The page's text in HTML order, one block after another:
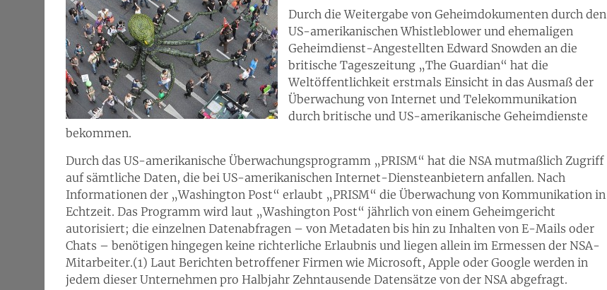
Durch die Weitergabe von Geheimdokumenten durch den
US-amerikanischen Whistleblower und ehemaligen
Geheimdienst-Angestellten Edward Snowden an die
britische Tageszeitung „The Guardian“ hat die
Weltöffentlichkeit erstmals Einsicht in das Ausmaß der
Überwachung von Internet und Telekommunikation
durch britische und US-amerikanische Geheimdienste
bekommen.
Durch das US-amerikanische Überwachungsprogramm „PRISM“ hat die NSA mutmaßlich Zugriff
auf sämtliche Daten, die bei US-amerikanischen Internet-Diensteanbietern anfallen. Nach
Informationen der „Washington Post“ erlaubt „PRISM“ die Überwachung von Kommunikation in
Echtzeit. Das Programm wird laut „Washington Post“ jährlich von einem Geheimgericht
autorisiert; die einzelnen Datenabfragen – von Metadaten bis hin zu Inhalten von E-Mails oder
Chats – benötigen hingegen keine richterliche Erlaubnis und liegen allein im Ermessen der NSA-
Mitarbeiter.(1) Laut Berichten betroffener Firmen wie Microsoft, Apple oder Google werden in
jedem dieser Unternehmen pro Halbjahr Zehntausende Datensätze von der NSA abgefragt.